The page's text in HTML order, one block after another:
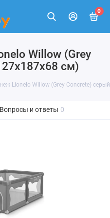
0
Willow (Grey
см)
Lionelo Willow (Grey Concrete)
Вопросы и ответы 0